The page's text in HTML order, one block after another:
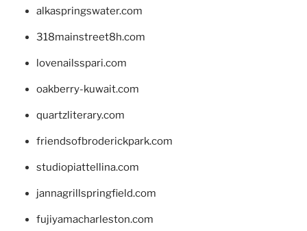
alkaspringswater.com
318mainstreet8h.com
lovenailsspari.com
oakberry-kuwait.com
quartzliterary.com
friendsofbroderickpark.com
studiopiattellina.com
jannagrillspringfield.com
fujiyamacharleston.com